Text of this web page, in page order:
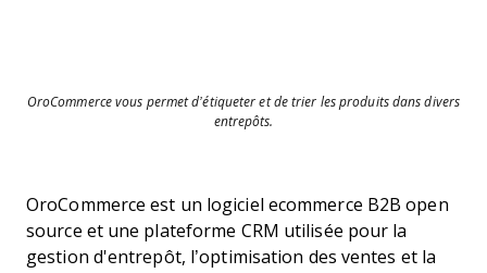
OroCommerce vous permet d’étiqueter et de trier les produits dans divers
entrepôts.
OroCommerce est un logiciel ecommerce B2B open
source et une plateforme CRM utilisée pour la
gestion d'entrepôt, l’optimisation des ventes et la